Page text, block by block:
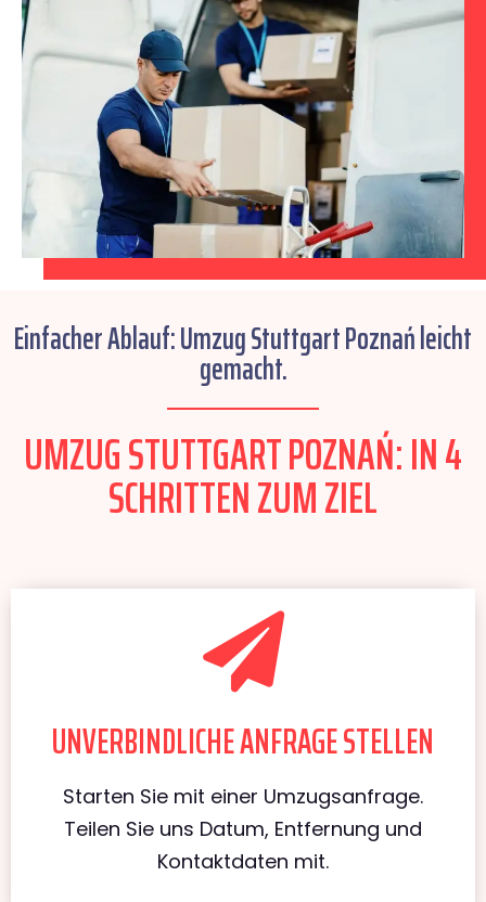
Einfacher Ablauf: Umzug Stuttgart Poznań leicht
gemacht.
UMZUG STUTTGART POZNAŃ: IN 4
SCHRITTEN ZUM ZIEL
UNVERBINDLICHE ANFRAGE STELLEN
Starten Sie mit einer Umzugsanfrage.
Teilen Sie uns Datum, Entfernung und
Kontaktdaten mit.